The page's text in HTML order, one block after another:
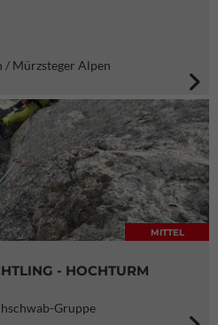
Mürzsteger Alpen
MITTEL
- HOCHTURM
Gruppe